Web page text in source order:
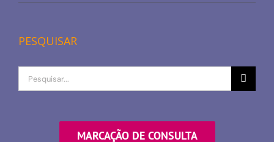
PESQUISAR
Procurar
por
MARCAÇÃO DE CONSULTA